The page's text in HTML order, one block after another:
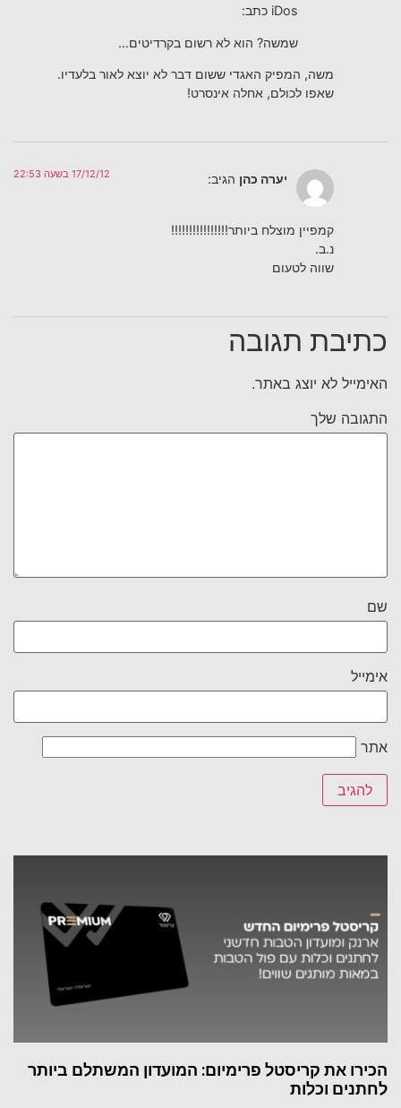
iDos כתב:
שמשה? הוא לא רשום בקרדיטים…
משה, המפיק האגדי ששום דבר לא יוצא לאור בלעדיו.
שאפו לכולם, אחלה אינסרט!
יערה כהן הגיב: 17/12/12 בשעה 22:53
קמפיין מוצלח ביותר!!!!!!!!!!!!!!!!
נ.ב.
שווה לטעום
כתיבת תגובה
האימייל לא יוצג באתר.
התגובה שלך
שם
אימייל
אתר
הכירו את קריסטל פרימיום: המועדון המשתלם ביותר
לחתנים וכלות